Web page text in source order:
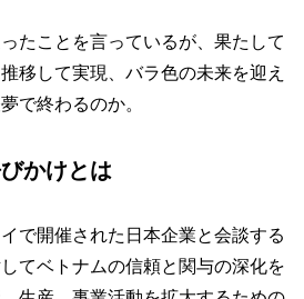
たことを言っているが、果たして
移して実現、バラ色の未来を迎え
で終わるのか。
かけとは
で開催された日本企業と会談する
てベトナムの信頼と関与の深化を